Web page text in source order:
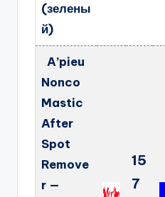
(зелены
й)
A’pieu
Nonco
Mastic
After
Spot
Remove
r —
15
7